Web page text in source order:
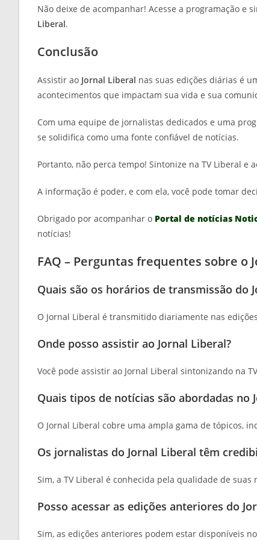
Não deixe de acompanhar! Acesse a programação e
Liberal.
Conclusão
Assistir ao Jornal Liberal nas suas edições diárias é
acontecimentos que impactam sua vida e sua
Com uma equipe de jornalistas dedicados e uma
se solidifica como uma fonte confiável de notícias.
Portanto, não perca tempo! Sintonize na TV Liberal e
A informação é poder, e com ela, você pode tomar
Obrigado por acompanhar o Portal de notícias
notícias!
FAQ – Perguntas frequentes sobre o
Quais são os horários de transmissão do
O Jornal Liberal é transmitido diariamente nas
Onde posso assistir ao Jornal Liberal?
Você pode assistir ao Jornal Liberal sintonizando na
Quais tipos de notícias são abordadas no
O Jornal Liberal cobre uma ampla gama de tópicos,
Os jornalistas do Jornal Liberal têm
Sim, a TV Liberal é conhecida pela qualidade de
Posso acessar as edições anteriores do
Sim, as edições anteriores podem estar disponíveis